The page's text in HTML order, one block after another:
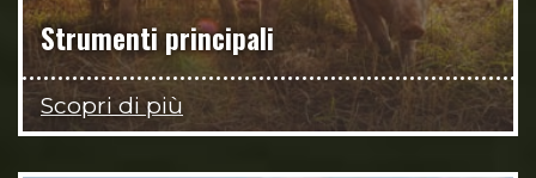
Strumenti principali
Scopri di più